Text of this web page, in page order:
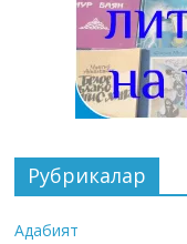
Рубрикалар
Адабият